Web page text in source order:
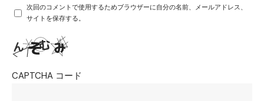
次回のコメントで使用するためブラウザーに自分の名前、メールアドレス、
サイトを保存する。
CAPTCHA コード